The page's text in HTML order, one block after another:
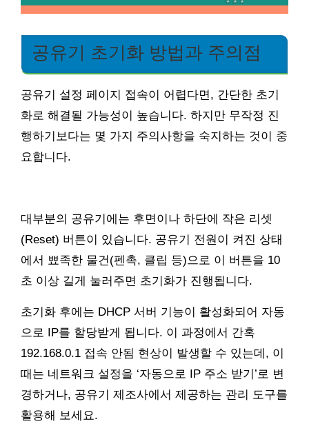
공유기 초기화 방법과 주의점
공유기 설정 페이지 접속이 어렵다면, 간단한 초기
화로 해결될 가능성이 높습니다. 하지만 무작정 진
행하기보다는 몇 가지 주의사항을 숙지하는 것이 중
요합니다.
대부분의 공유기에는 후면이나 하단에 작은 리셋
(Reset) 버튼이 있습니다. 공유기 전원이 켜진 상태
에서 뾰족한 물건(펜촉, 클립 등)으로 이 버튼을 10
초 이상 길게 눌러주면 초기화가 진행됩니다.
초기화 후에는 DHCP 서버 기능이 활성화되어 자동
으로 IP를 할당받게 됩니다. 이 과정에서 간혹
192.168.0.1 접속 안됨 현상이 발생할 수 있는데, 이
때는 네트워크 설정을 ‘자동으로 IP 주소 받기’로 변
경하거나, 공유기 제조사에서 제공하는 관리 도구를
활용해 보세요.